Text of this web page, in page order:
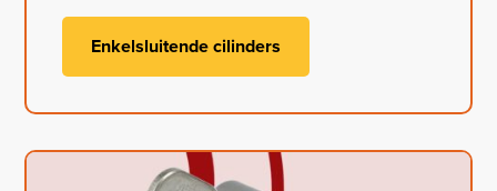
Enkelsluitende cilinders